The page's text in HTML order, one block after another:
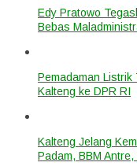
Edy Pratowo
Bebas
Pemadaman Listrik
Kalteng ke DPR RI
Kalteng Jelang
Padam, BBM